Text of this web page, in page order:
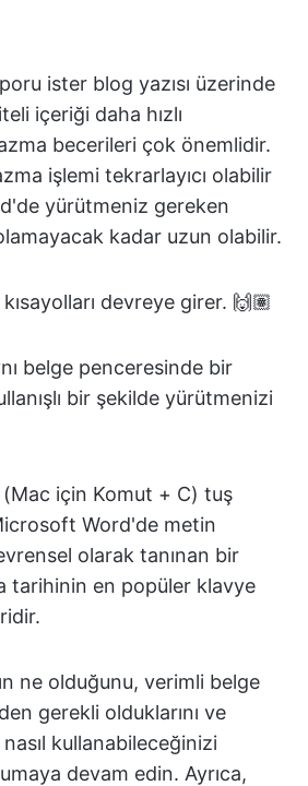
ister blog yazısı üzerinde
içeriği daha hızlı
becerileri çok önemlidir.
işlemi tekrarlayıcı olabilir
yürütmeniz gereken
kadar uzun olabilir.
devreye girer. 🙌🏽
belge penceresinde bir
bir şekilde yürütmenizi
için Komut + C) tuş
Word'de metin
olarak tanınan bir
tarihinin en popüler klavye
ne olduğunu, verimli belge
gerekli olduklarını ve
kullanabileceğinizi
devam edin. Ayrıca,